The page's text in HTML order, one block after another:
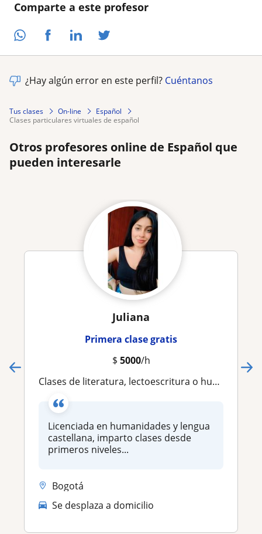
Comparte a este profesor
¿Hay algún error en este perfil? Cuéntanos
Tus clases On-line
Español
clases particulares virtuales de español
Otros profesores online de Español que
pueden interesarle
Juliana
Primera clase gratis
$ 5000/h
Clases de literatura, lectoescritura o humanidades
Licenciada en humanidades y lengua
castellana, imparto clases desde
primeros niveles...
Bogotá
Se desplaza a domicilio